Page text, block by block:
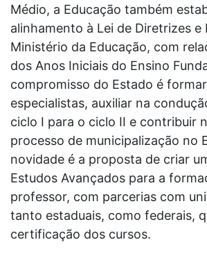
Médio, a Educação também
alinhamento à Lei de Diretrizes e
Ministério da Educação, com
dos Anos Iniciais do Ensino
compromisso do Estado é
especialistas, auxiliar na
ciclo I para o ciclo II e contribuir
processo de municipalização no
novidade é a proposta de criar
Estudos Avançados para a
professor, com parcerias com
tanto estaduais, como federais,
certificação dos cursos.